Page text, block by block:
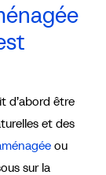
d’abord être
et des
ou
sur la